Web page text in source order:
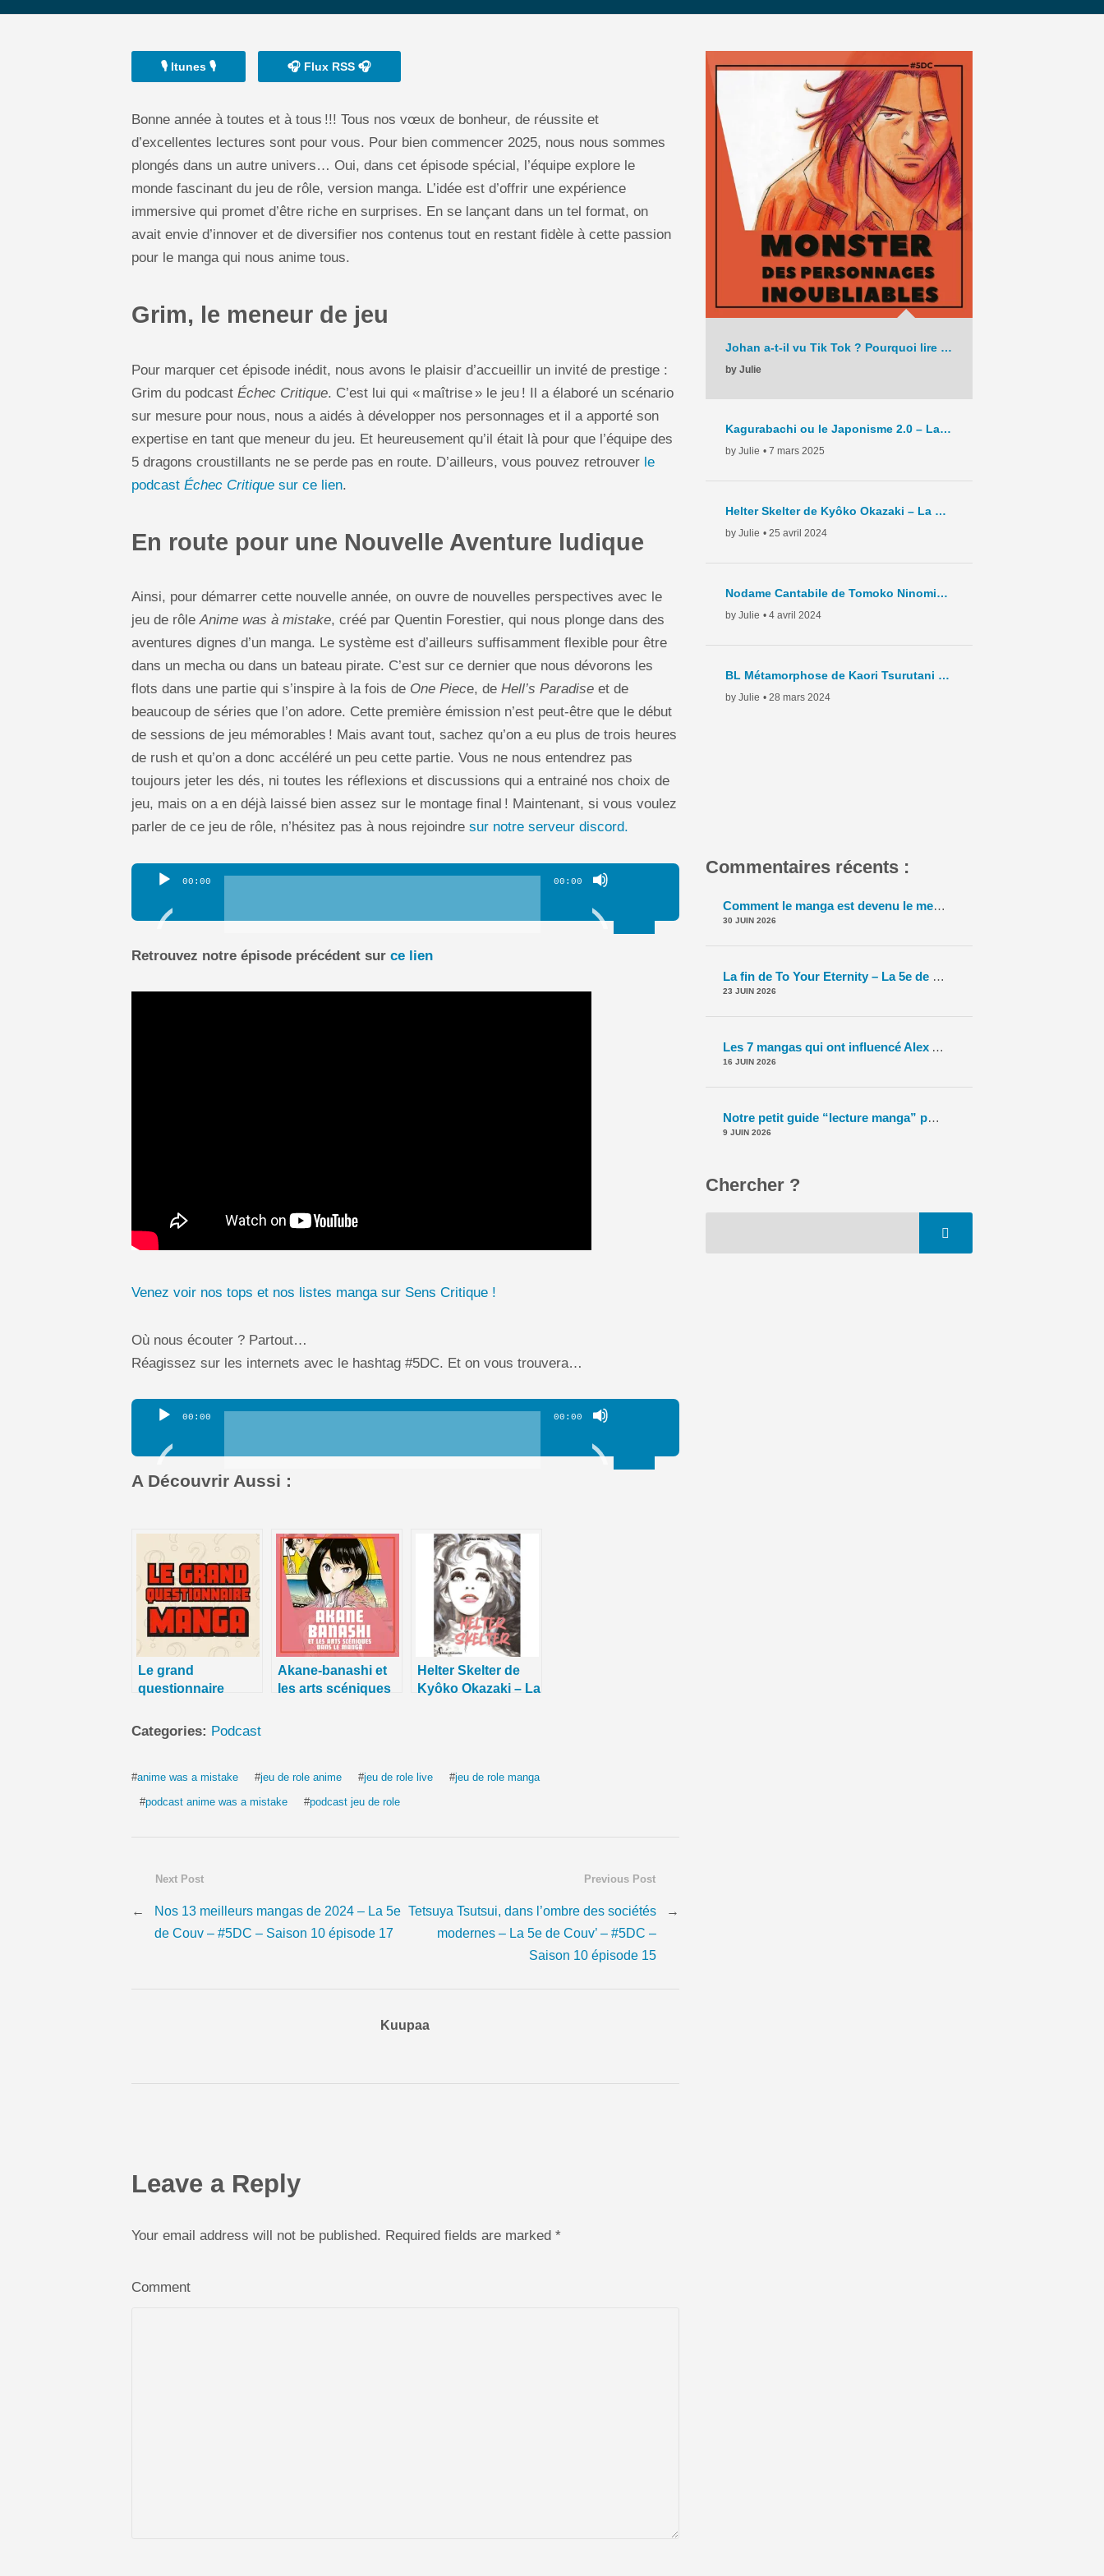
diminuer
volume.
🎙️ Itunes 🎙️ 🎧 Flux RSS 🎧
Bonne année à toutes et à tous !!! Tous nos vœux de bonheur, de réussite et
d’excellentes lectures sont pour vous. Pour bien commencer 2025, nous nous sommes
plongés dans un autre univers… Oui, dans cet épisode spécial, l’équipe explore le
monde fascinant du jeu de rôle, version manga. L’idée est d’offrir une expérience
immersive qui promet d’être riche en surprises. En se lançant dans un tel format, on
avait envie d’innover et de diversifier nos contenus tout en restant fidèle à cette passion
pour le manga qui nous anime tous.
Grim, le meneur de jeu
Pour marquer cet épisode inédit, nous avons le plaisir d’accueillir un invité de prestige :
Grim du podcast Échec Critique. C’est lui qui « maîtrise » le jeu ! Il a élaboré un scénario
sur mesure pour nous, nous a aidés à développer nos personnages et il a apporté son
expertise en tant que meneur du jeu. Et heureusement qu’il était là pour que l’équipe des
5 dragons croustillants ne se perde pas en route. D’ailleurs, vous pouvez retrouver le
podcast Échec Critique sur ce lien.
En route pour une Nouvelle Aventure ludique
Ainsi, pour démarrer cette nouvelle année, on ouvre de nouvelles perspectives avec le
jeu de rôleAnime was à mistake, créé par Quentin Forestier, qui nous plonge dans des
aventures dignes d’un manga. Le système est d’ailleurs suffisamment flexible pour être
dans un mecha ou dans un bateau pirate. C’est sur ce dernier que nous dévorons les
flots dans une partie qui s’inspire à la fois de One Piece, de Hell’s Paradise et de
beaucoup de séries que l’on adore. Cette première émission n’est peut-être que le début
de sessions de jeu mémorables ! Mais avant tout, sachez qu’on a eu plus de trois heures
de rush et qu’on a donc accéléré un peu cette partie. Vous ne nous entendrez pas
toujours jeter les dés, ni toutes les réflexions et discussions qui a entrainé nos choix de
jeu, mais on a en déjà laissé bien assez sur le montage final ! Maintenant, si vous voulez
parler de ce jeu de rôle, n’hésitez pas à nous rejoindre sur notre serveur discord.
Lecteur
00:00 00:00
flèches
Retrouvez notre épisode précédent sur ce lien
Venez voir nos tops et nos listes manga sur Sens Critique !
Où nous écouter ? Partout…
Réagissez sur les internets avec le hashtag #5DC. Et on vous trouvera…
Lecteur
00:00 00:00
flèches
A Découvrir Aussi :
Le grand
questionnaire
Couv’ – #5DC –
Saison 9 épisode
Akane-banashi et
les arts scéniques
Helter Skelter de
Kyôko Okazaki – La
Categories: Podcast
#anime was a mistake #jeu de role anime #jeu de role live #jeu de role manga
#podcast anime was a mistake #podcast jeu de role
Previous Post
Tetsuya Tsutsui, dans l’ombre des sociétés
modernes – La 5e de Couv’ – #5DC –
Saison 10 épisode 15
→
Next Post
←
Nos 13 meilleurs mangas de 2024 – La 5e
de Couv – #5DC – Saison 10 épisode 17
Kuupaa
Leave a Reply
Your email address will not be published. Required fields are marked *
Comment
Johan a-t-il vu Tik Tok ? Pourquoi lire Monster en 2025 ? – La Chronique – C9 – 2025
by Julie
Kagurabachi ou le Japonisme 2.0 – La Chronique Hebdo – C8 – 2025
by Julie • 7 mars 2025
Helter Skelter de Kyôko Okazaki – La Chronique Hebdo – C7 – 2024
by Julie • 25 avril 2024
Nodame Cantabile de Tomoko Ninomiya – La Chronique Hebdo – C6 – 2024
by Julie • 4 avril 2024
BL Métamorphose de Kaori Tsurutani – La Chronique Hebdo – C5- 2024
by Julie • 28 mars 2024
Commentaires récents :
Comment le manga est devenu le meilleur vendeur de TCG ? – La 5e de Couv' – #5DC – Saison 11 épisode 42
30 JUIN 2026
La fin de To Your Eternity – La 5e de Couv' – #5DC – Saison 11 épisode 41
23 JUIN 2026
Les 7 mangas qui ont influencé Alex Alice – #5DC – S11E40
16 JUIN 2026
Notre petit guide “lecture manga” pour l’été (2026) ! – La 5e de Couv' – #5DC – Saison 11 épisode 39
9 JUIN 2026
Chercher ?